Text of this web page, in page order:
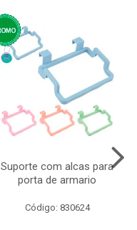
Suporte com alcas para
porta de armario
Código: 830624